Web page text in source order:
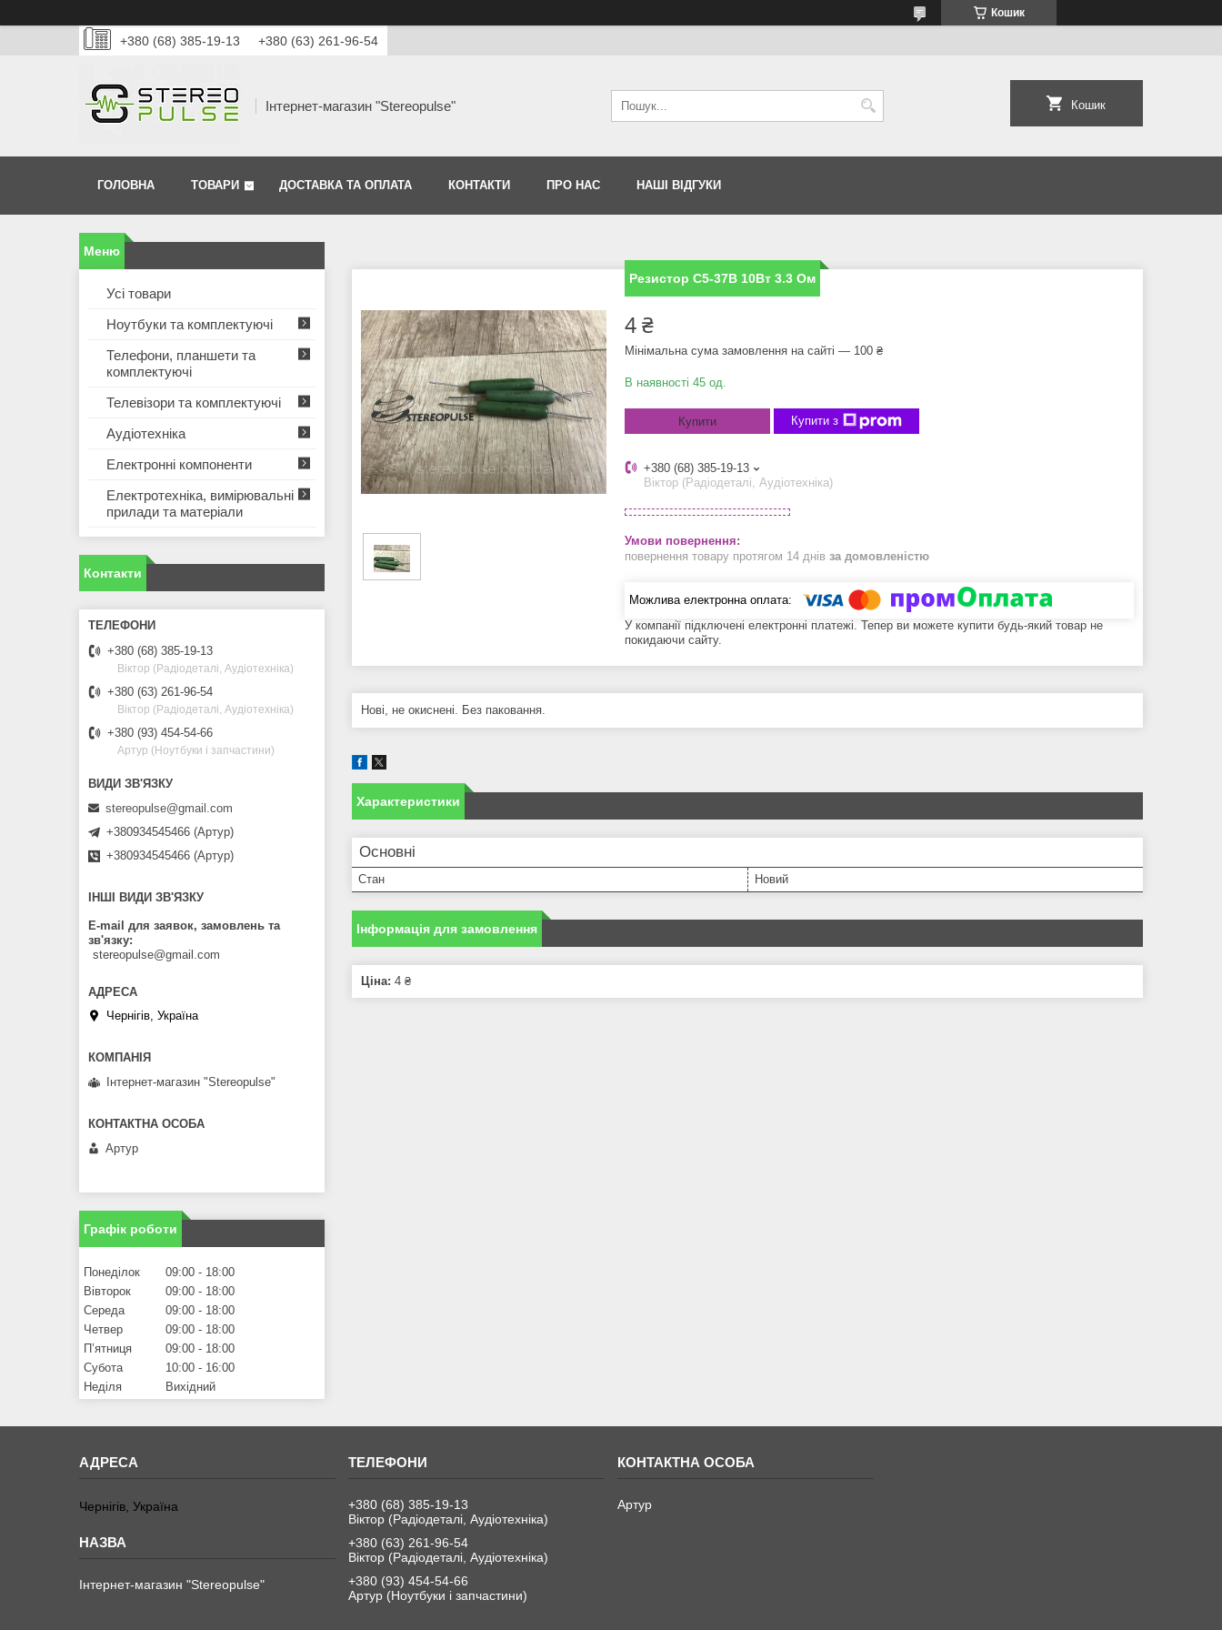
Кошик
+380 (68) 385-19-13 +380 (63) 261-96-54
Інтернет-магазин "Stereopulse" Кошик
ГОЛОВНА ТОВАРИ ДОСТАВКА ТА ОПЛАТА КОНТАКТИ ПРО НАС НАШІ ВІДГУКИ
Резистор С5-37В 10Вт 3.3 Ом
4 ₴
Мінімальна сума замовлення на сайті — 100 ₴
В наявності 45 од.
Купити Купити з
+380 (68) 385-19-13
Віктор (Радіодеталі, Аудіотехніка)
повернення товару протягом 14 днів за домовленістю
У компанії підключені електронні платежі. Тепер ви можете купити будь-який товар не
покидаючи сайту.
Нові, не окиснені. Без паковання.
Характеристики
Основні
Стан Новий
Інформація для замовлення
Ціна: 4 ₴
Усі товари
Ноутбуки та комплектуючі
Телефони, планшети та
комплектуючі
Телевізори та комплектуючі
Аудіотехніка
Електронні компоненти
Електротехніка, вимірювальні
прилади та матеріали
Контакти
+380 (68) 385-19-13
Віктор (Радіодеталі, Аудіотехніка)
+380 (63) 261-96-54
Віктор (Радіодеталі, Аудіотехніка)
+380 (93) 454-54-66
Артур (Ноутбуки і запчастини)
stereopulse@gmail.com
+380934545466 (Артур)
+380934545466 (Артур)
ІНШІ ВИДИ ЗВ'ЯЗКУ
E-mail для заявок, замовлень та
зв'язку
stereopulse@gmail.com
Чернігів, Україна
Інтернет-магазин "Stereopulse"
Артур
Графік роботи
Понеділок 09:00
18:00
Вівторок
09:00
18:00
Середа
09:00
18:00
Четвер
09:00
18:00
Пʼятниця
09:00
18:00
Субота
10:00
16:00
Неділя
Вихідний
Чернігів, Україна
Інтернет-магазин "Stereopulse"
+380 (68) 385-19-13
Віктор (Радіодеталі, Аудіотехніка)
+380 (63) 261-96-54
Віктор (Радіодеталі, Аудіотехніка)
+380 (93) 454-54-66
Артур (Ноутбуки і запчастини)
Артур